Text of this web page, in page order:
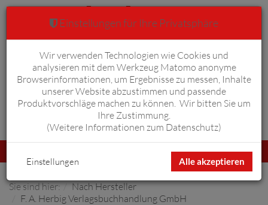
Anmelden Warenkorb 0
umschalten
Sie sind hier:
Nach Hersteller
F. A. Herbig Verlagsbuchhandlung GmbH
Einstellungen für Ihre Privatsphäre
Wir verwenden Technologien wie Cookies und
analysieren mit dem Werkzeug Matomo anonyme
Browserinformationen, um Ergebnisse zu messen, Inhalte
unserer Website abzustimmen und passende
Produktvorschläge machen zu können. Wir bitten Sie um
Ihre Zustimmung.
(Weitere Informationen zum Datenschutz)
Alle akzeptieren
Einstellungen